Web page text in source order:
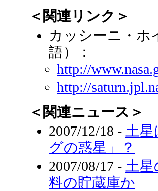
＜関連リンク＞
カッシーニ・ホ
語）：
http://
http://
＜関連ニュース＞
2007/12/18 - 土星
グの惑星」？
2007/08/17 - 土
料の貯蔵庫か